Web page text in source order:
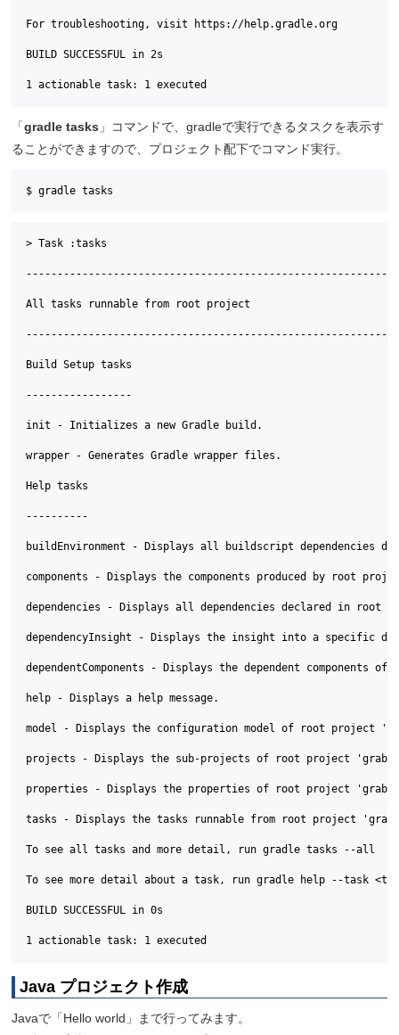
For troubleshooting, visit https://help.gradle.org
BUILD SUCCESSFUL in 2s
1 actionable task: 1 executed
「gradle tasks 」コマンドで、gradleで実行できるタスクを表示す
ることができますので、プロジェクト配下でコマンド実行。
$ gradle tasks
> Task :tasks
------------------------------------------------------------
All tasks runnable from root project
------------------------------------------------------------
Build Setup tasks
-----------------
init - Initializes a new Gradle build.
wrapper - Generates Gradle wrapper files.
Help tasks
----------
buildEnvironment - Displays all buildscript dependencies
components - Displays the components produced by root
dependencies - Displays all dependencies declared in
dependencyInsight - Displays the insight into a specific
dependentComponents - Displays the dependent
help - Displays a help message.
model - Displays the configuration model of root project
projects - Displays the sub-projects of root project
properties - Displays the properties of root project
tasks - Displays the tasks runnable from root project
To see all tasks and more detail, run gradle tasks --all
To see more detail about a task, run gradle help --task
BUILD SUCCESSFUL in 0s
1 actionable task: 1 executed
Java プロジェクト作成
Javaで「Hello world」まで行ってみます。